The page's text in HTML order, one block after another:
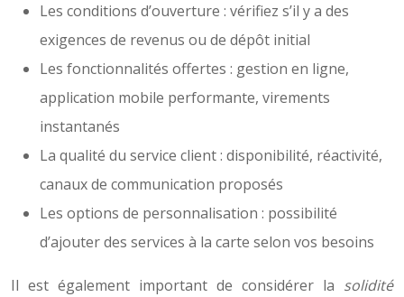
Les conditions d’ouverture : vérifiez s’il y a des
exigences de revenus ou de dépôt initial
Les fonctionnalités offertes : gestion en ligne,
application mobile performante, virements
instantanés
La qualité du service client : disponibilité, réactivité,
canaux de communication proposés
Les options de personnalisation : possibilité
d’ajouter des services à la carte selon vos besoins
Il est également important de considérer la solidité